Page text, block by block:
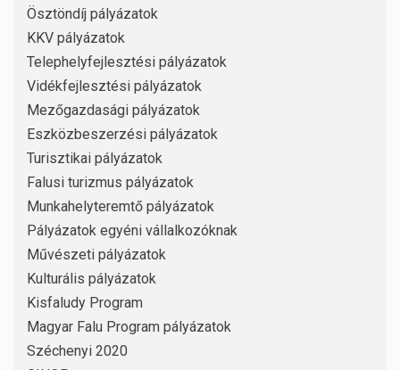
Ösztöndíj pályázatok
KKV pályázatok
Telephelyfejlesztési pályázatok
Vidékfejlesztési pályázatok
Mezőgazdasági pályázatok
Eszközbeszerzési pályázatok
Turisztikai pályázatok
Falusi turizmus pályázatok
Munkahelyteremtő pályázatok
Pályázatok egyéni vállalkozóknak
Művészeti pályázatok
Kulturális pályázatok
Kisfaludy Program
Magyar Falu Program pályázatok
Széchenyi 2020